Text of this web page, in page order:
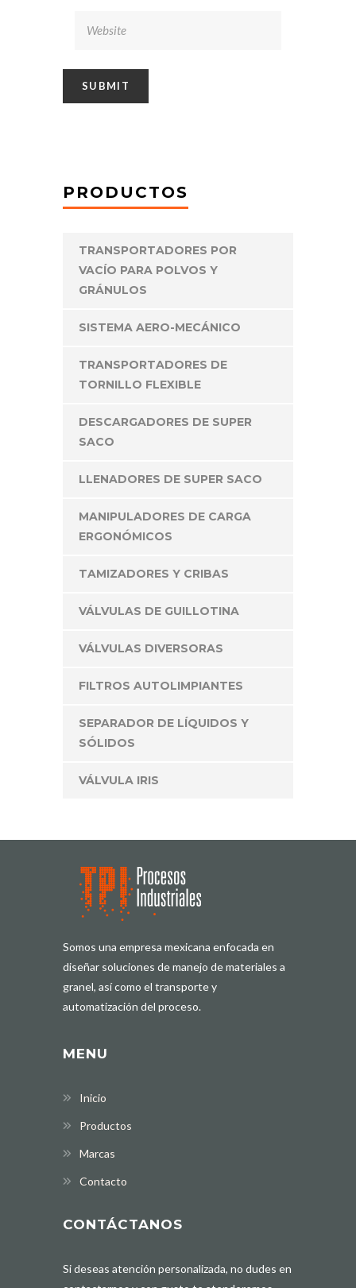
PRODUCTOS
TRANSPORTADORES POR
VACÍO PARA POLVOS Y
GRÁNULOS
SISTEMA AERO-MECÁNICO
TRANSPORTADORES DE
TORNILLO FLEXIBLE
DESCARGADORES DE SUPER
SACO
LLENADORES DE SUPER SACO
MANIPULADORES DE CARGA
ERGONÓMICOS
TAMIZADORES Y CRIBAS
VÁLVULAS DE GUILLOTINA
VÁLVULAS DIVERSORAS
FILTROS AUTOLIMPIANTES
SEPARADOR DE LÍQUIDOS Y
SÓLIDOS
VÁLVULA IRIS
Somos una empresa mexicana enfocada en
diseñar soluciones de manejo de materiales a
granel, así como el transporte y
automatización del proceso.
MENU
Inicio
Productos
Marcas
Contacto
CONTÁCTANOS
Si deseas atención personalizada, no dudes en